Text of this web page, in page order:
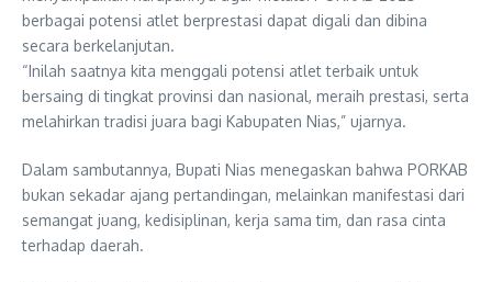
berbagai potensi atlet berprestasi dapat digali dan dibina
secara berkelanjutan.
“Inilah saatnya kita menggali potensi atlet terbaik untuk
bersaing di tingkat provinsi dan nasional, meraih prestasi, serta
melahirkan tradisi juara bagi Kabupaten Nias,” ujarnya.
Dalam sambutannya, Bupati Nias menegaskan bahwa PORKAB
bukan sekadar ajang pertandingan, melainkan manifestasi dari
semangat juang, kedisiplinan, kerja sama tim, dan rasa cinta
terhadap daerah.